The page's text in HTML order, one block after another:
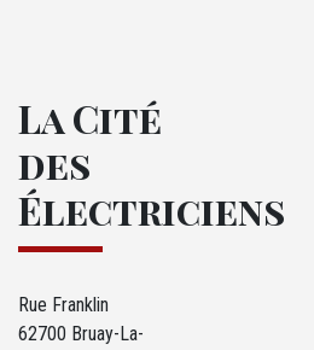
La Cité
des
Électriciens
Rue Franklin
62700 Bruay-La-